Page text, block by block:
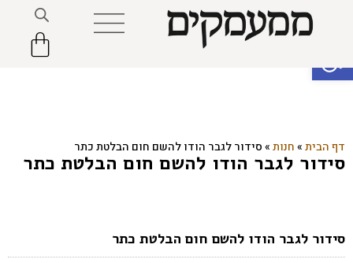
פתח סרגל נגישות
דף הבית»חנות»סידור לגבר הודו להשם חום הבלטת כתר
סידור לגבר הודו להשם חום הבלטת כתר
סידור לגבר הודו להשם חום הבלטת כתר